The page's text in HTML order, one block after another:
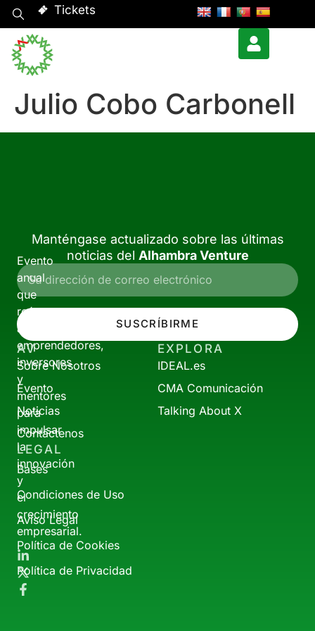
Tickets
Julio Cobo Carbonell
Evento
anual
que
reúne
a
emprendedores,
inversores
y
mentores
para
impulsar
la
innovación
y
el
crecimiento
empresarial.
Manténgase actualizado sobre las últimas
noticias del Alhambra Venture
SUSCRÍBIRME
AV
Sobre Nosotros
Evento
Noticias
Contáctenos
EXPLORA
IDEAL.es
CMA Comunicación
Talking About X
LEGAL
Bases
Condiciones de Uso
Aviso Legal
Política de Cookies
Política de Privacidad